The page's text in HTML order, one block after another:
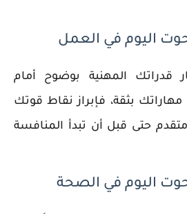
اليوم في العمل
قدراتك المهنية بوضوح أمام
بثقة، فإبراز نقاط قوتك
حتى قبل أن تبدأ المنافسة
اليوم في الصحة